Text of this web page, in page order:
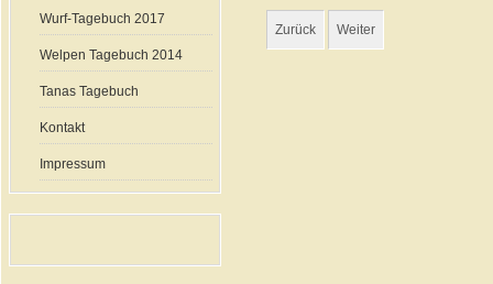
Wurf-Tagebuch 2017
Welpen Tagebuch 2014
Tanas Tagebuch
Kontakt
Impressum
Zurück Weiter